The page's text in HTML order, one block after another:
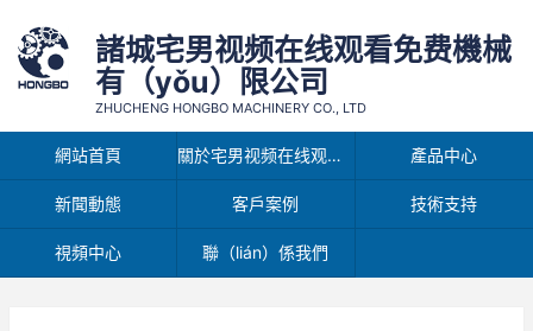
諸城宅男视频在线观看免费機械
有（yǒu）限公司
ZHUCHENG HONGBO MACHINERY CO., LTD
網站首頁 關於宅男视频在线观看免费 產品中心
新聞動態 客戶案例 技術支持
視頻中心 聯（lián）係我們